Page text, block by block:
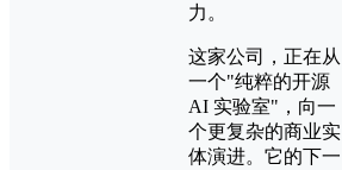
力。
这家公司，正在从
一个"纯粹的开源
AI 实验室"，向一
个更复杂的商业实
体演进。它的下一